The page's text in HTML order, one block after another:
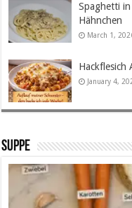
Spaghetti
Hähnchen
March 1,
Hackflesich
January 4,
SUPPE